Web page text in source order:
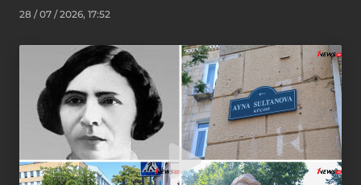
28 / 07 / 2026, 17:52